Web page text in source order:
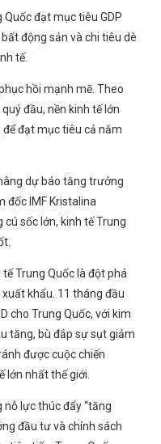
đạt mục tiêu GDP
động sản và chi tiêu dè
tế.
hồi mạnh mẽ. Theo
đầu, nền kinh tế lớn
đạt mục tiêu cả năm
dự báo tăng trưởng
đốc IMF Kristalina
sốc lớn, kinh tế Trung
Trung Quốc là đột phá
khẩu. 11 tháng đầu
cho Trung Quốc, với kim
tăng, bù đắp sự sụt giảm
được cuộc chiến
lớn nhất thế giới.
nỗ lực thúc đẩy “tăng
đầu tư và chính sách